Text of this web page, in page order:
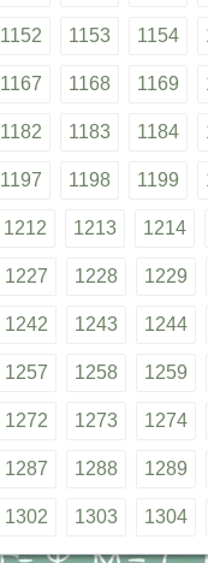
1152 1153 1154
1167 1168 1169
1182 1183 1184
1197 1198 1199
1212 1213 1214
1227 1228 1229
1242 1243 1244
1257 1258 1259
1272 1273 1274
1287 1288 1289
1302 1303 1304